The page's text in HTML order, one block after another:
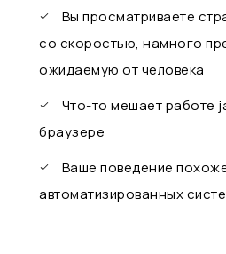
Вы просматриваете
со скоростью, намного
ожидаемую от человека
Что-то мешает работе
браузере
Ваше поведение
автоматизированных